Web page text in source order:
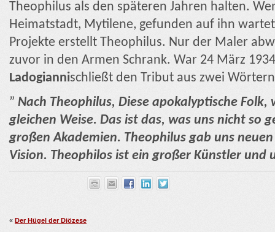
Theophilus als den späteren Jahren halten.
Heimatstadt, Mytilene, gefunden auf ihn
Projekte erstellt Theophilus. Nur der Maler
zuvor in den Armen Schrank. War 24 März
Ladogiannischließt den Tribut aus zwei
” Nach Theophilus, Diese apokalyptische
gleichen Weise. Das ist das, was uns nicht so
großen Akademien. Theophilus gab uns
Vision. Theophilos ist ein großer Künstler und
« Der Hügel der Diözese